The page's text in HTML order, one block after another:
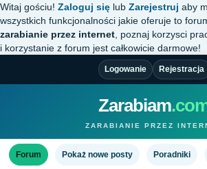
Witaj gościu! Zaloguj się lub Zarejestruj aby
wszystkich funkcjonalności jakie oferuje to
zarabianie przez internet , poznaj korzysci
i korzystanie z forum jest całkowicie darmowe!
Logowanie Rejestracja
Zarabiam
ZARABIANIE PRZEZ
Forum Pokaż nowe posty Poradniki